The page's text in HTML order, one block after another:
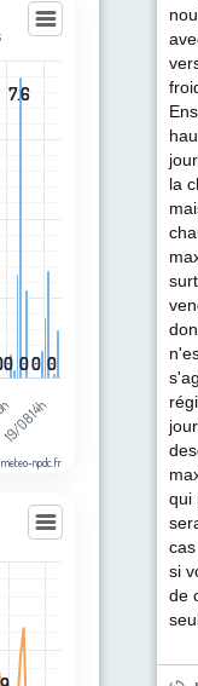
de précipitations
0
0
7.6
7.6
0
00
0 0
0
19/08 14h
meteo-npdc.fr
(km/h). Data ranges from
la
qui
si
de